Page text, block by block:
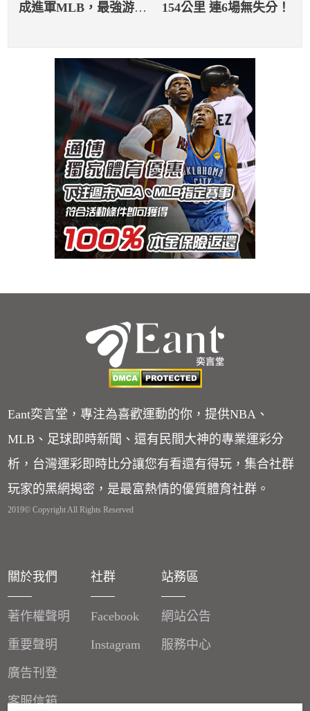
成進軍MLB，最強游擊
154公里 連6場無失分！
Eant奕言堂，專注為喜歡運動的你，提供NBA、
MLB、足球即時新聞、還有民間大神的專業運彩分
析，台灣運彩即時比分讓您有看還有得玩，集合社群
玩家的黑網揭密，是最富熱情的優質體育社群。
2019© Copyright All Rights Reserved
關於我們
著作權聲明
重要聲明
廣告刊登
客服信箱
社群
Facebook
Instagram
站務區
網站公告
服務中心